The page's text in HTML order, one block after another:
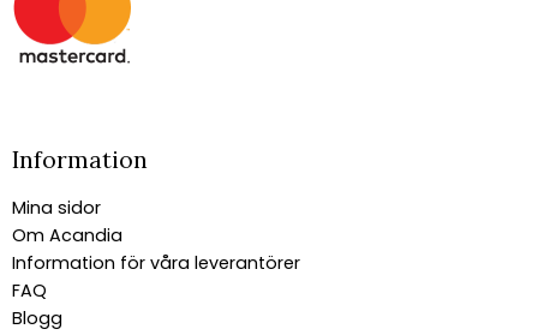
Information
Mina sidor
Om Acandia
Information för våra leverantörer
FAQ
Blogg